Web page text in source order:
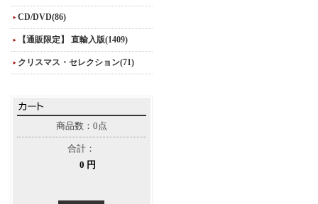
CD/DVD(86)
【通販限定】 直輸入版(1409)
クリスマス・セレクション(71)
商品数：0点
合計：
0 円